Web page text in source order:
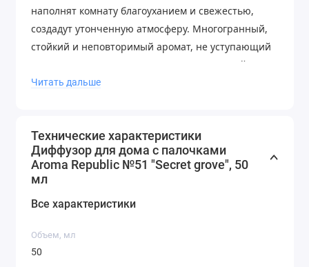
наполнят комнату благоуханием и свежестью,
создадут утонченную атмосферу. Многогранный,
стойкий и неповторимый аромат, не уступающий
по качеству известным западным и европейским
брендам. Изящные стеклянные флаконы с
украшением интерьера квартиры. Все наши
ароматы для дома МАСЛЯНЫЕ - они содержат
медленно испаряющееся ароматическое масло,
5 месяцев. Изысканный аромат будет наполнять
ароматы, какими их задумали наши парфюмеры и
Читать дальше
Технические характеристики
Диффузор для дома с палочками
Aroma Republic №51 "Secret grove", 50
мл
Все характеристики
Объем, мл
50